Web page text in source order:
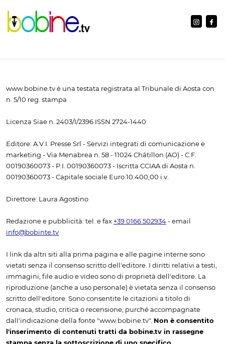
www.bobine.tv è una testata registrata al Tribunale di Aosta con
n. 5/10 reg. stampa
Licenza Siae n. 2403/I/2396 ISSN 2724-1440
Editore: A.V.I. Presse Srl - Servizi integrati di comunicazione e
marketing - Via Menabrea n. 58 - 11024 Châtillon (AO) - C.F.
00190360073 - P.I. 00190360073 - Iscritta CCIAA di Aosta n.
00190360073 - Capitale sociale Euro 10.400,00 i.v.
Direttore: Laura Agostino
Redazione e pubblicità: tel. e fax +39 0166 502934 - email
info@bobinte.tv
I link da altri siti alla prima pagina e alle pagine interne sono
vietati senza il consenso scritto dell'editore. I diritti relativi a testi,
immagini, file audio e video sono di proprietà dell'editore. La
riproduzione (anche a uso personale) è vietata senza il consenso
scritto dell'editore. Sono consentite le citazioni a titolo di
cronaca, studio, critica o recensione, purché accompagnate
dall'indicazione della fonte "www.bobine.tv". Non è consentito
l'inserimento di contenuti tratti da bobine.tv in rassegne